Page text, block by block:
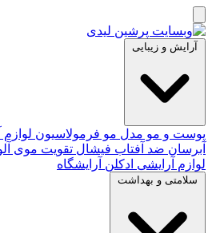
آرایش و زیبایی
پوست و مو مدل مو فرمولاسیون لوازم
آبرسان ضد آفتاب فیشال تقویت موی
لوازم آرایشی ادکلن آرایشگاه
سلامتی و بهداشت